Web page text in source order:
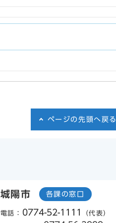
ページの先頭へ戻る
城陽市 各課の窓口
電話： 0774-52-1111
（代表）